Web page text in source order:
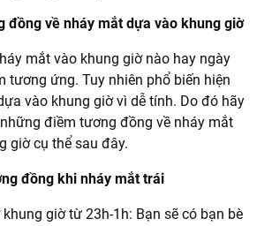
đồng về nháy mắt dựa vào khung giờ
mắt vào khung giờ nào hay ngày
tương ứng. Tuy nhiên phổ biến hiện
vào khung giờ vì dễ tính. Do đó hãy
điềm tương đồng về nháy mắt
giờ cụ thể sau đây.
đồng khi nháy mắt trái
giờ từ 23h-1h: Bạn sẽ có bạn bè